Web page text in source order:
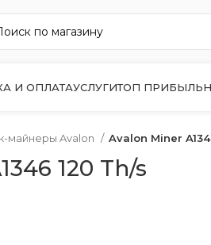
И ОПЛАТАУСЛУГИТОП
майнеры Avalon Avalon Miner
120 Th/s